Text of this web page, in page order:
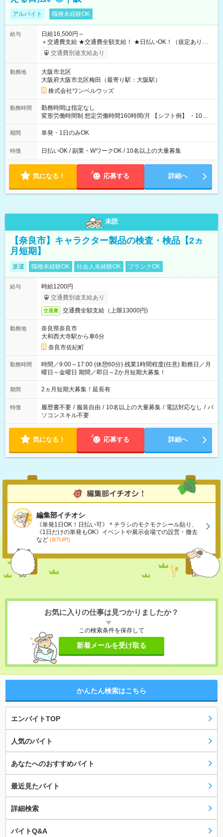
アルバイト 職種未経験OK
給与
日給16,500円～
＋交通費支給 ★交通費全額支給！ ★日払いOK！（規定あり） ┗
働いたその日に現金GET♪ お仕事後はコンビニATMから 日払
交通費別途支給あり
勤務地
大阪市北区
大阪府大阪市北区梅田（最寄り駅：大阪駅）
株式会社ワンベルウッズ
勤務時間
勤務時間は指定なし
変形労働時間制 想定労働時間160時間/月 【シフト例】 ・10：
00～20：00
期間 単発・1日のみOK
特徴 日払いOK / 副業・WワークOK / 10名以上の大量募集
気になる！ 応募する 詳細へ
未読
【奈良市】キャラクター製品の検査・検品【2ヵ
月短期】
派遣 職種未経験OK 社会人未経験OK ブランクOK
給与
時給1200円
交通費別途支給あり
交通費 交通費全額支給（上限13000円)
勤務地
奈良県奈良市
大和西大寺駅から車6分
奈良市佐紀町
勤務時間
時間／9:00～17:00 (休憩60分) 残業1時間程度(任意) 勤務日／月
曜日～金曜日 期間／即日～2か月短期大募集！
期間 2ヵ月短期大募集！延長有
特徴 履歴書不要 / 服装自由 / 10名以上の大量募集 / 電話対応なし / パ
ソコンスキル不要
気になる！ 応募する 詳細へ
編集部イチオシ
《単発1日OK！日払い可》＊チラシのモクモクシール貼り、
《1日だけの単発もOK》イベントや展示会場での設営・撤去
など (8/7UP!)
お気に入りの仕事は見つかりましたか？
この検索条件を保存して
新着メールを受け取る
かんたん検索はこちら
エンバイトTOP
人気のバイト
あなたへのおすすめバイト
最近見たバイト
詳細検索
バイトQ&A